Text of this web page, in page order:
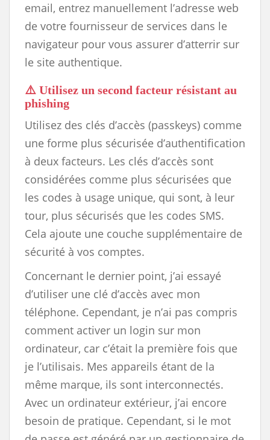
email, entrez manuellement l’adresse web
de votre fournisseur de services dans le
navigateur pour vous assurer d’atterrir sur
le site authentique.
⚠️ Utilisez un second facteur résistant au
phishing
Utilisez des clés d’accès (passkeys) comme
une forme plus sécurisée d’authentification
à deux facteurs. Les clés d’accès sont
considérées comme plus sécurisées que
les codes à usage unique, qui sont, à leur
tour, plus sécurisés que les codes SMS.
Cela ajoute une couche supplémentaire de
sécurité à vos comptes.
Concernant le dernier point, j’ai essayé
d’utiliser une clé d’accès avec mon
téléphone. Cependant, je n’ai pas compris
comment activer un login sur mon
ordinateur, car c’était la première fois que
je l’utilisais. Mes appareils étant de la
même marque, ils sont interconnectés.
Avec un ordinateur extérieur, j’ai encore
besoin de pratique. Cependant, si le mot